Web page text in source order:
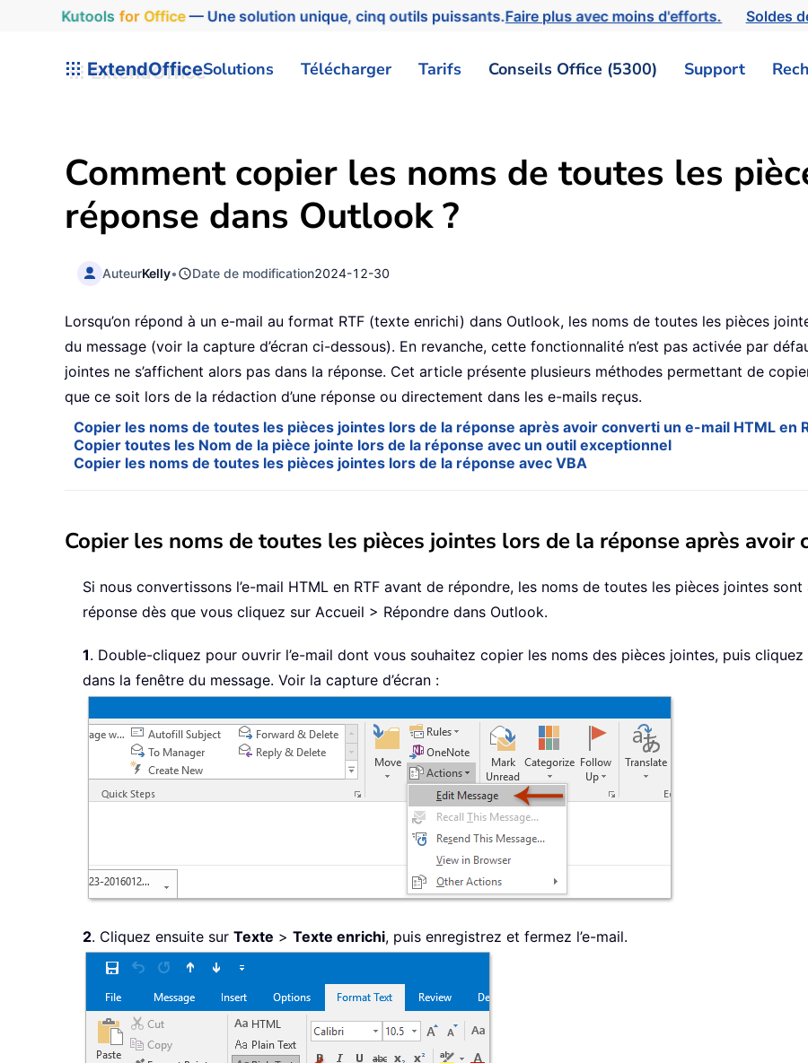
Kutools for Office— Une solution unique, cinq outils puissants.Faire plus avec moins d'efforts. Soldes
ExtendOfficeSolutions Télécharger Tarifs Conseils Office (5300) Support
Comment copier les noms de toutes les
réponse dans Outlook ?
AuteurKelly• Date de modification2024-12-30
Lorsqu’on répond à un e-mail au format RTF (texte enrichi) dans Outlook, les noms de toutes les pièces
du message (voir la capture d’écran ci-dessous). En revanche, cette fonctionnalité n’est pas activée par
jointes ne s’affichent alors pas dans la réponse. Cet article présente plusieurs méthodes permettant de
que ce soit lors de la rédaction d’une réponse ou directement dans les e-mails reçus.
Copier les noms de toutes les pièces jointes lors de la réponse après avoir converti un e-mail HTML en
Copier toutes les Nom de la pièce jointe lors de la réponse avec un outil exceptionnel
Copier les noms de toutes les pièces jointes lors de la réponse avec VBA
Copier les noms de toutes les pièces jointes lors de la réponse après avoir
Si nous convertissons l’e-mail HTML en RTF avant de répondre, les noms de toutes les pièces jointes
réponse dès que vous cliquez sur Accueil > Répondre dans Outlook.
1. Double-cliquez pour ouvrir l’e-mail dont vous souhaitez copier les noms des pièces jointes, puis cliquez
dans la fenêtre du message. Voir la capture d’écran :
2. Cliquez ensuite sur Texte > Texte enrichi, puis enregistrez et fermez l’e-mail.